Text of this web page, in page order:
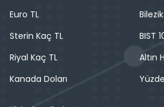
Euro TL
Sterin Kaç TL
Riyal Kaç TL
Kanada Doları
BIST
Altın